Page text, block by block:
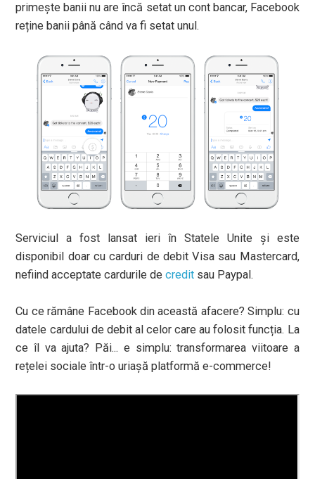
primește banii nu are încă setat un cont bancar, Facebook
reține banii până când va fi setat unul.
Serviciul a fost lansat ieri în Statele Unite și este
disponibil doar cu carduri de debit Visa sau Mastercard,
nefiind acceptate cardurile decredit sau Paypal.
Cu ce rămâne Facebook din această afacere? Simplu: cu
datele cardului de debit al celor care au folosit funcția. La
ce îl va ajuta? Păi... e simplu: transformarea viitoare a
rețelei sociale într-o uriașă platformă e-commerce!